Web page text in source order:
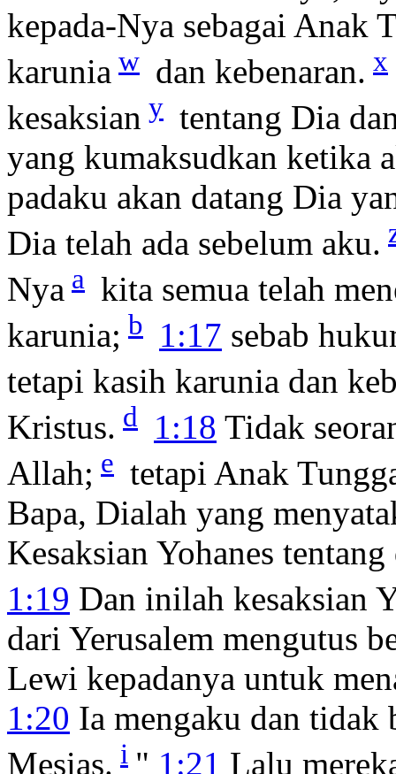
kepada-Nya sebagai Anak
karunia w dan kebenaran. x
kesaksian y tentang Dia
yang kumaksudkan ketika
padaku akan datang Dia
Dia telah ada sebelum aku.
Nya a kita semua telah
karunia; b 1:17 sebab
tetapi kasih karunia dan
Kristus. d 1:18 Tidak
Allah; e tetapi Anak
Bapa, Dialah yang
Kesaksian Yohanes
1:19 Dan inilah kesaksian
dari Yerusalem mengutus
Lewi kepadanya untuk
1:20 Ia mengaku dan tidak
Mesias. i " 1:21 Lalu